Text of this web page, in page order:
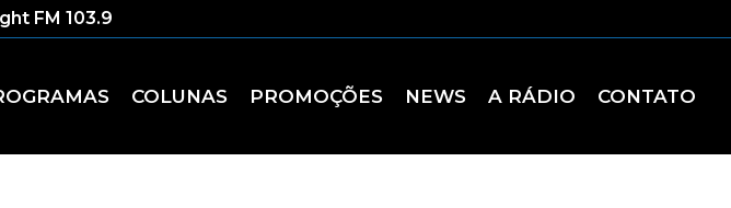
FM 103.9
COLUNAS PROMOÇÕES NEWS A RÁDIO CONTATO